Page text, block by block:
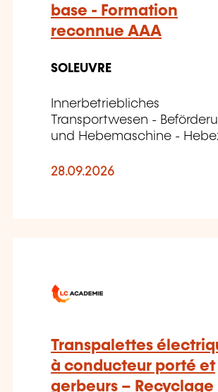
base - Formation
reconnue AAA
SOLEUVRE
Innerbetriebliches
Transportwesen -
und Hebemaschine -
28.09.2026
Transpalettes
à conducteur porté et
gerbeurs – Recyclage